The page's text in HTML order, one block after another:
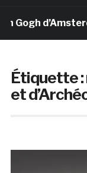
Étiquette :
et